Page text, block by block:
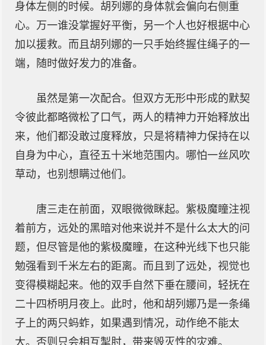
身体左侧的时候。胡列娜的身体就会偏向右侧重
心。万一谁没掌握好平衡，另一个人也好根据中心
加以援救。而且胡列娜的一只手始终握住绳子的一
端，随时做好发力的准备。
虽然是第一次配合。但双方无形中形成的默契
令彼此都略微松了口气，两人的精神力开始释放出
来，他们都没敢过度释放，只是将精神力保持在以
自身为中心，直径五十米地范围内。哪怕一丝风吹
草动，也别想瞒过他们。
唐三走在前面，双眼微微眯起。紫极魔瞳注视
着前方，远处的黑暗对他来说并不是什么太大的问
题，但尽管是他的紫极魔瞳，在这种光线下也只能
勉强看到千米左右的距离。而且到了远处，视觉也
变得模糊起来。他的双手自然下垂在腰间，轻抚在
二十四桥明月夜上。此时，他和胡列娜乃是一条绳
子上的两只蚂蚱，如果遇到情况，动作绝不能太
大。否则只会相互掣肘，带来毁灭性的灾难。